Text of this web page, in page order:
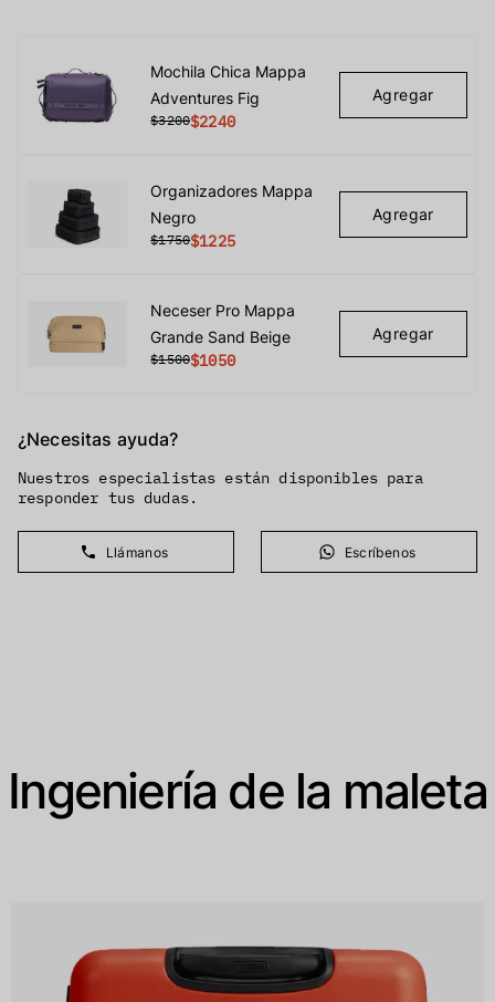
Mochila Chica Mappa
Adventures Fig
$3200$2240
Agregar
Organizadores Mappa
Negro
$1750$1225
Agregar
Neceser Pro Mappa
Grande Sand Beige
$1500$1050
Agregar
¿Necesitas ayuda?
Nuestros especialistas están disponibles para
responder tus dudas.
Llámanos Escríbenos
Ingeniería de la maleta